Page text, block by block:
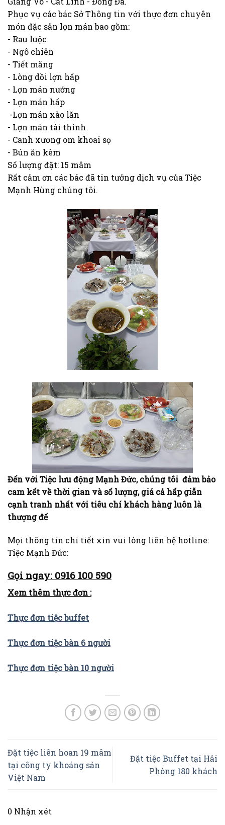
Phục vụ các bác Sở Thông tin với thực đơn chuyên
món đặc sản lợn mán bao gồm:
- Rau luộc
- Ngô chiên
- Tiết măng
- Lòng dồi lợn hấp
- Lợn mán nướng
- Lợn mán hấp
-Lợn mán xào lăn
- Lợn mán tái thính
- Canh xương om khoai sọ
- Bún ăn kèm
Số lượng đặt: 15 mâm
Rất cảm ơn các bác đã tin tưởng dịch vụ của Tiệc
Mạnh Hùng chúng tôi.
Đến với Tiệc lưu động Mạnh Đức, chúng tôi đảm bảo
cam kết về thời gian và số lượng, giá cả hấp giẫn
cạnh tranh nhất với tiêu chí khách hàng luôn là
thượng đế
Mọi thông tin chi tiết xin vui lòng liên hệ hotline:
Tiệc Mạnh Đức:
Gọi ngay: 0916 100 590
Xem thêm thực đơn :
Thực đơn tiệc buffet
Thực đơn tiệc bàn 6 người
Thực đơn tiệc bàn 10 người
Đặt tiệc liên hoan 19 mâm
tại công ty khoáng sản
Việt Nam
Đặt tiệc Buffet tại Hải
Phòng 180 khách
0 Nhận xét